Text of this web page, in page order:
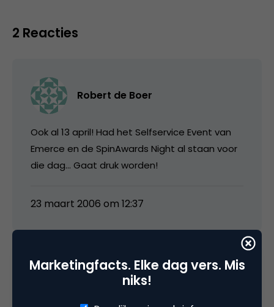
2 Reacties
Robert de Boer
Ook al 13 april! Had het Selfservice Event van
Emerce en de SpinAwards Night al staan voor
die dag… Gaat druk worden!
23 maart 2006 om 12:37
media
Marketingfacts. Elke dag vers. Mis
niks!